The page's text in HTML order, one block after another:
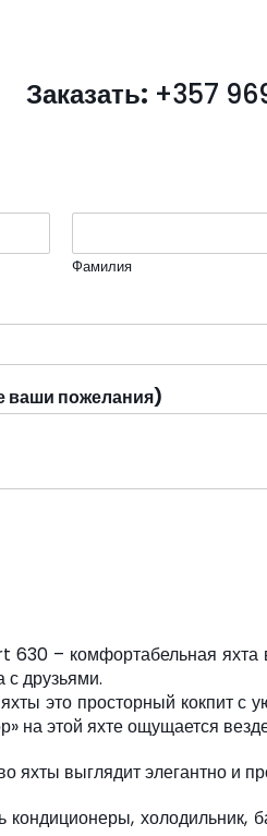
Заказать: +357
Фамилия
ваши пожелания)
– комфортабельная яхта
с друзьями.
это просторный кокпит с
на этой яхте ощущается
яхты выглядит элегантно и
холодильник,